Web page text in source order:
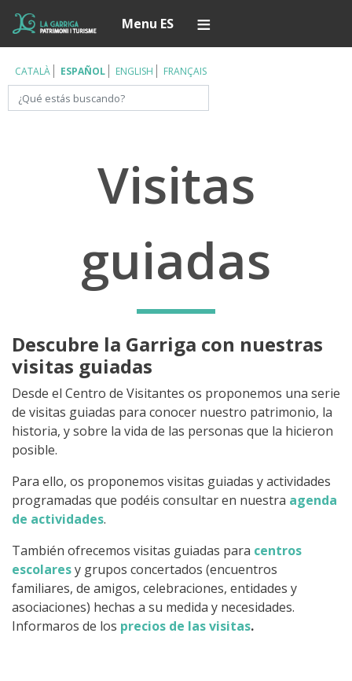
contenido
principal
Menu ES
CATALÀ ESPAÑOL ENGLISH FRANÇAIS
Buscar
Visitas
guiadas
Descubre la Garriga con nuestras
visitas guiadas
Desde el Centro de Visitantes os proponemos una serie
de visitas guiadas para conocer nuestro patrimonio, la
historia, y sobre la vida de las personas que la hicieron
posible.
Para ello, os proponemos visitas guiadas y actividades
programadas que podéis consultar en nuestra agenda
de actividades.
También ofrecemos visitas guiadas para centros
escolaresy grupos concertados (encuentros
familiares, de amigos, celebraciones, entidades y
asociaciones) hechas a su medida y necesidades.
Informaros de los precios de las visitas.